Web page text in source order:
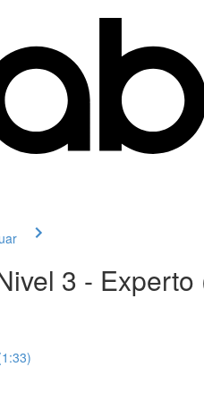
3 -